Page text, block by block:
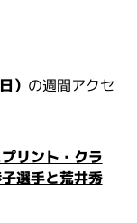
） の週間アクセ
リント・クラ
選手と荒井秀